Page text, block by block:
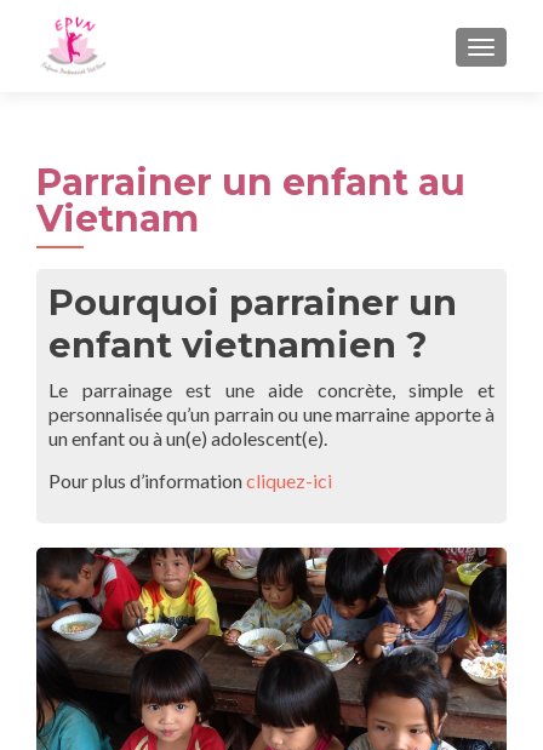
Parrainer un enfant au
Vietnam
Pourquoi parrainer un
enfant vietnamien ?
Le parrainage est une aide concrète, simple et
personnalisée qu’un parrain ou une marraine apporte à
un enfant ou à un(e) adolescent(e).
Pour plus d’informationcliquez-ici